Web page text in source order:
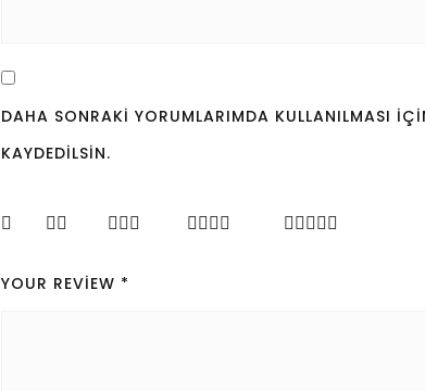
DAHA SONRAKI YORUMLARIMDA KULLANILMASI
KAYDEDILSIN.
YOUR REVIEW *